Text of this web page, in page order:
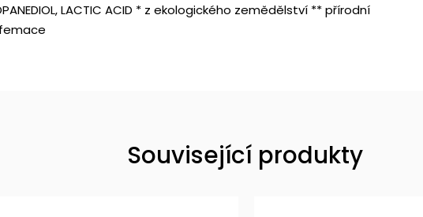
LACTIC ACID * z ekologického zemědělství ** přírodní
Související produkty